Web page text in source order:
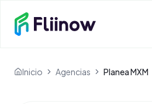
Inicio Agencias Planea MXM